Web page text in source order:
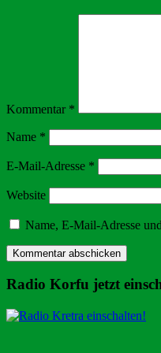
Kommentar *
Name *
E-Mail-Adresse *
Website
Name, E-Mail-Adresse
Radio Korfu jetzt